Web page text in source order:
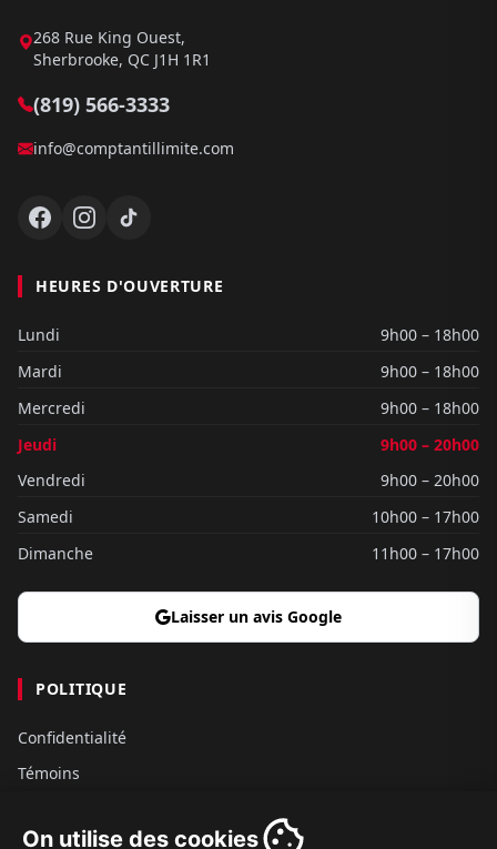
On utilise des cookies
268 Rue King Ouest,
Sherbrooke, QC J1H 1R1
(819) 566-3333
info@comptantillimite.com
HEURES D'OUVERTURE
Lundi
9h00 – 18h00
Mardi
9h00 – 18h00
Mercredi
9h00 – 18h00
Jeudi
9h00 – 20h00
Vendredi
9h00 – 20h00
Samedi
10h00 – 17h00
Dimanche
11h00 – 17h00
Laisser un avis Google
POLITIQUE
Confidentialité
Témoins
Conditions